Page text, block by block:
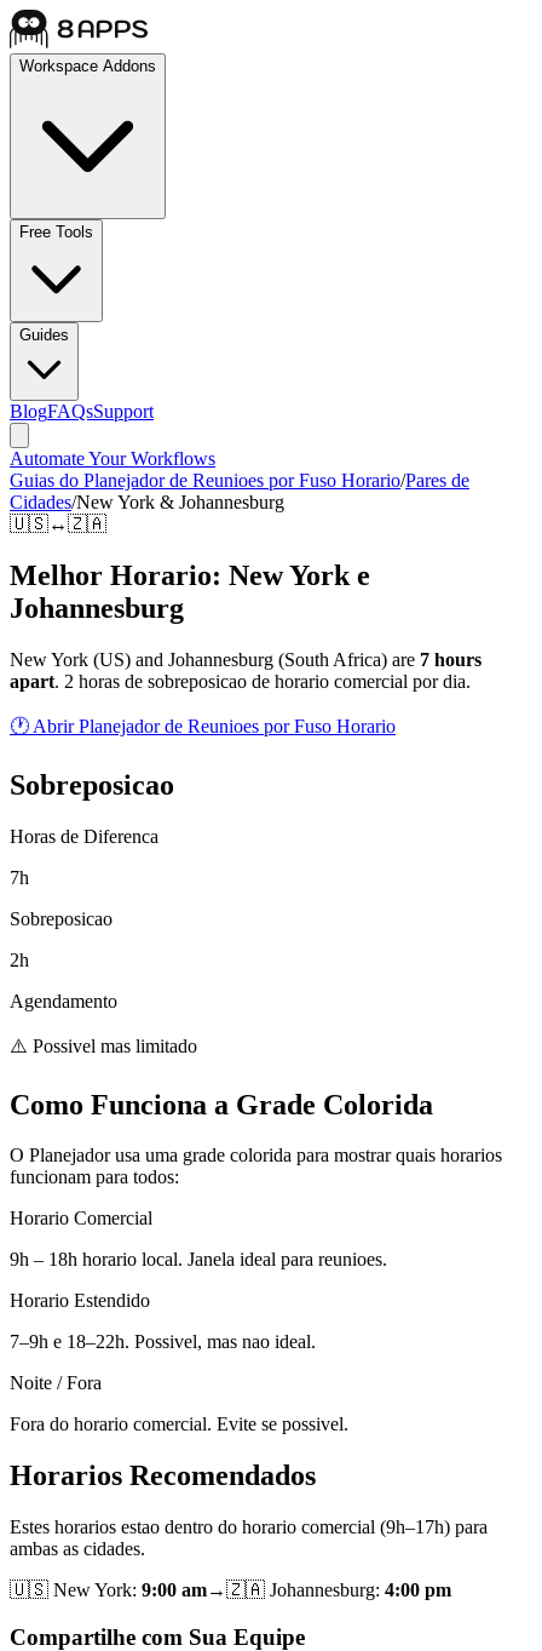
Workspace Addons
Free Tools
Guides
BlogFAQsSupport
Automate Your Workflows
Guias do Planejador de Reunioes por Fuso Horario/Pares de
Cidades/New York & Johannesburg
🇺🇸↔🇿🇦
Melhor Horario: New York e
Johannesburg
New York (US) and Johannesburg (South Africa) are 7 hours
apart. 2 horas de sobreposicao de horario comercial por dia.
🕐 Abrir Planejador de Reunioes por Fuso Horario
Sobreposicao
Horas de Diferenca
7h
Sobreposicao
2h
Agendamento
⚠️ Possivel mas limitado
Como Funciona a Grade Colorida
O Planejador usa uma grade colorida para mostrar quais horarios
funcionam para todos:
Horario Comercial
9h – 18h horario local. Janela ideal para reunioes.
Horario Estendido
7–9h e 18–22h. Possivel, mas nao ideal.
Noite / Fora
Fora do horario comercial. Evite se possivel.
Horarios Recomendados
Estes horarios estao dentro do horario comercial (9h–17h) para
ambas as cidades.
🇺🇸 New York: 9:00 am→🇿🇦 Johannesburg: 4:00 pm
Compartilhe com Sua Equipe